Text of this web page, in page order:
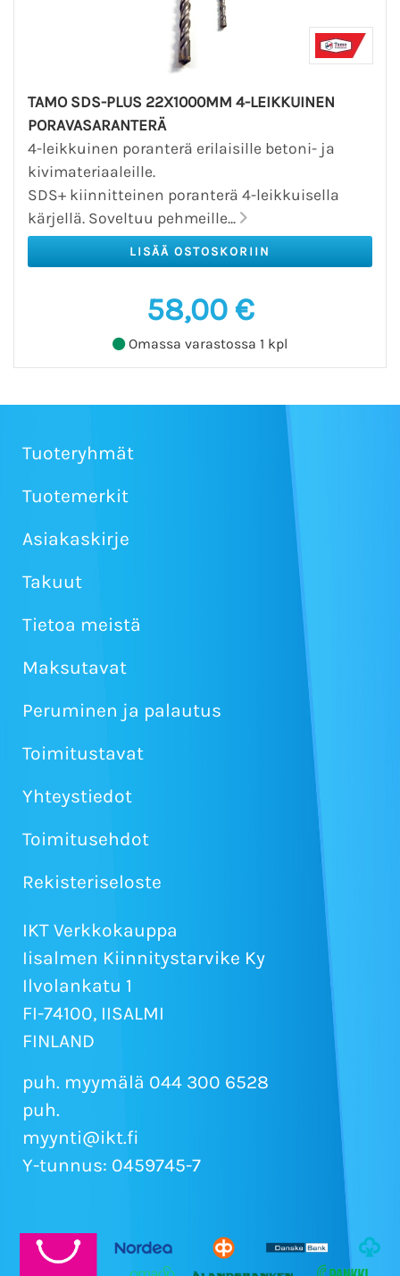
TAMO SDS-PLUS 22X1000MM 4-LEIKKUINEN
PORAVASARANTERÄ
4-leikkuinen poranterä erilaisille betoni- ja
kivimateriaaleille.
SDS+ kiinnitteinen poranterä 4-leikkuisella
kärjellä. Soveltuu pehmeille...
58,00 €
Omassa varastossa 1 kpl
Tuoteryhmät
Tuotemerkit
Asiakaskirje
Takuut
Tietoa meistä
Maksutavat
Peruminen ja palautus
Toimitustavat
Yhteystiedot
Toimitusehdot
Rekisteriseloste
IKT Verkkokauppa
Iisalmen Kiinnitystarvike Ky
Ilvolankatu 1
FI-74100, IISALMI
FINLAND
puh. myymälä 044 300 6528
puh.
myynti@ikt.fi
Y-tunnus: 0459745-7